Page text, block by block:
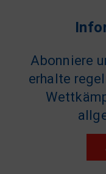
Abonniere
erhalte